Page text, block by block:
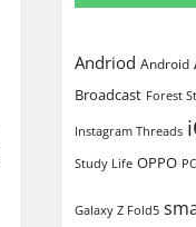
Andriod Android
Broadcast Forest
Instagram Threads
Study Life OPPO
Galaxy Z Fold5